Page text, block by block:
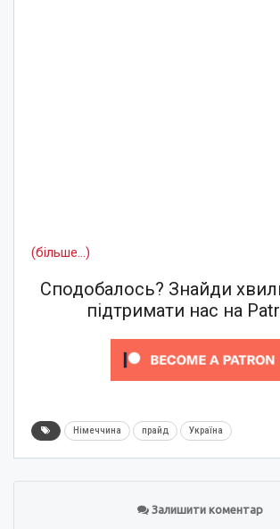
(більше…)
Сподобалось? Знайди
підтримати нас на
Німеччина прайд Україна
Залишити коментар